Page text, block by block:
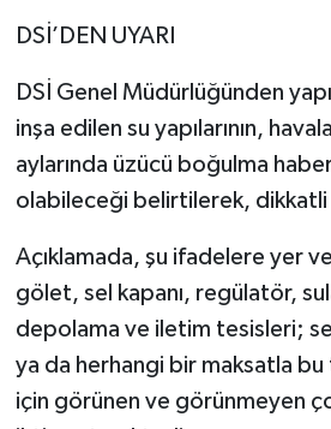
DSİ’DEN UYARI
DSİ Genel Müdürlüğünden
inşa edilen su yapılarının,
aylarında üzücü boğulma
olabileceği belirtilerek, dikkatli
Açıklamada, şu ifadelere yer
gölet, sel kapanı, regülatör,
depolama ve iletim tesisleri;
ya da herhangi bir maksatla
için görünen ve görünmeyen